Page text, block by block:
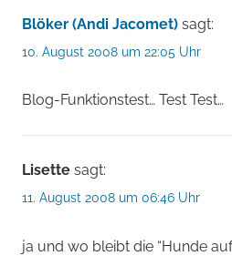
Blöker (Andi Jacomet) sagt:
10. August 2008 um 22:05 Uhr
Blog-Funktionstest… Test Test…
Lisette sagt:
11. August 2008 um 06:46 Uhr
ja und wo bleibt die “Hunde